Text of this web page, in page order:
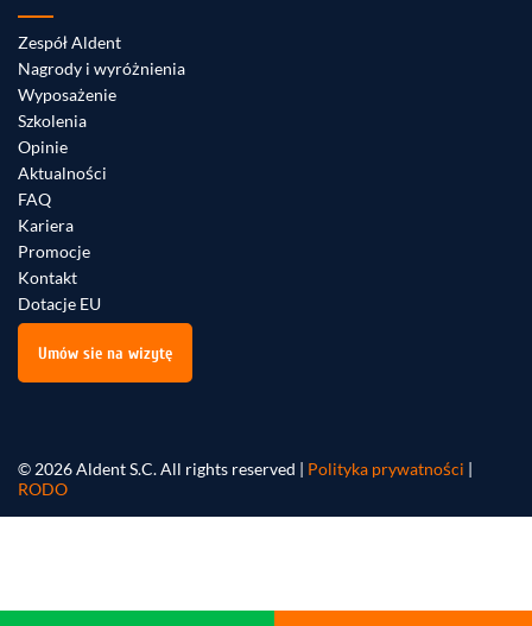
Zespół Aldent
Nagrody i wyróżnienia
Wyposażenie
Szkolenia
Opinie
Aktualności
FAQ
Kariera
Promocje
Kontakt
Dotacje EU
Umów sie na wizytę
© 2026 Aldent S.C. All rights reserved | Polityka prywatności |
RODO